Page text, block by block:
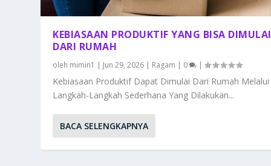
KEBIASAAN PRODUKTIF YANG BISA DIMULAI
DARI RUMAH
oleh mimin1 | Jun 29, 2026 | Ragam | 0 |
Kebiasaan Produktif Dapat Dimulai Dari Rumah Melalui
Langkah-Langkah Sederhana Yang Dilakukan...
BACA SELENGKAPNYA